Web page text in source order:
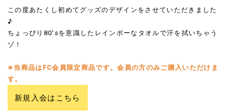
この度あたくし初めてグッズのデザインをさせていただきました
♪
ちょっぴり80'sを意識したレインボーなタオルで汗を拭いちゃう
ゾ！
※当商品はFC会員限定商品です。会員の方のみご購入いただけま
す。
新規入会はこちら